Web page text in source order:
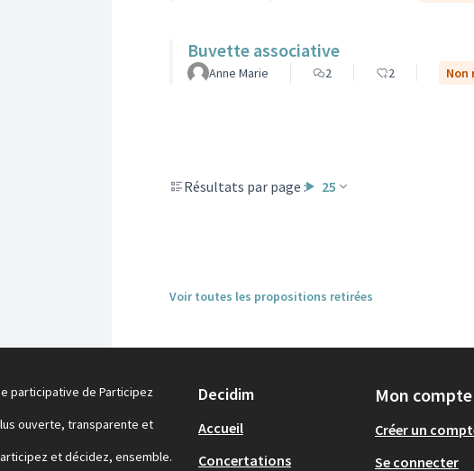
Buvette associative
Anne Marie 2 2 Non
Résultats par page : 25
Voir toutes les propositions retirées
participative de Participez
ouverte, transparente et
et décidez, ensemble.
Decidim
Accueil
Concertations
Mon compte
Créer un
Se connecter